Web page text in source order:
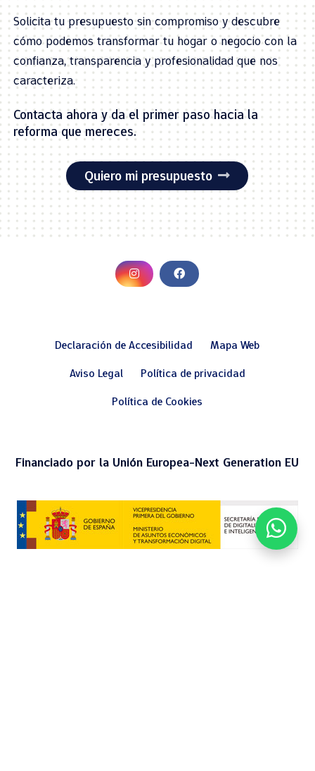
Solicita tu presupuesto sin compromiso y descubre
cómo podemos transformar tu hogar o negocio con la
confianza, transparencia y profesionalidad que nos
caracteriza.
Contacta ahora y da el primer paso hacia la
reforma que mereces.
Quiero mi presupuesto
Declaración de Accesibilidad
Mapa Web
Aviso Legal
Política de privacidad
Política de Cookies
Financiado por la Unión Europea-Next Generation EU